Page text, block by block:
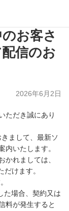
お客さ
信のお
2026年6月2日
ただき誠にあり
まして、最新ソ
内いたします。
かれましては、
だけます。
た場合、契約又は
料が発生すると